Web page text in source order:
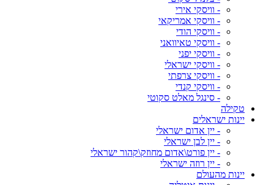
- וויסקי אירי
- וויסקי אמריקאי
- וויסקי הודי
- וויסקי טאיוואני
- וויסקי יפני
- וויסקי ישראלי
- וויסקי צרפתי
- וויסקי קנדי
- סינגל מאלט סקוטי
טקילה
יינות ישראלים
- יין אדום ישראלי
- יין לבן ישראלי
- יין פורט\אדום מחוזק\קהור ישראלי
- יין רוזה ישראלי
יינות מהעולם